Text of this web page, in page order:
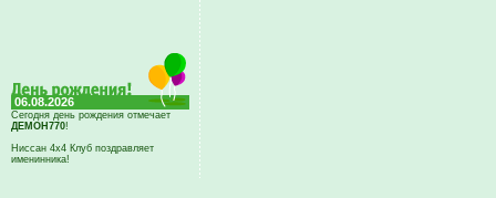
06.08.2026
Сегодня день рождения отмечает
ДЕМОН770!
Ниссан 4х4 Клуб поздравляет
именинника!